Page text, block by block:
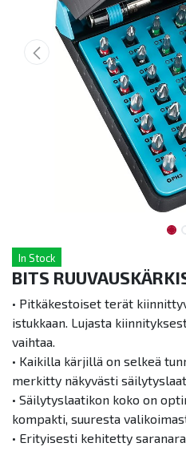
In Stock
BITS
• Pitkäkestoiset terät
istukkaan. Lujasta
vaihtaa.
• Kaikilla kärjillä on selkeä
merkitty näkyvästi
• Säilytyslaatikon koko on
kompakti, suuresta
• Erityisesti kehitetty